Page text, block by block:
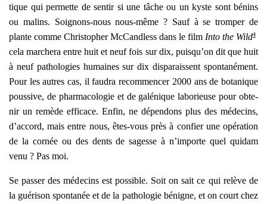
tique qui per­mette de sen­tir si une tâche ou un kyste sont bénins
ou malins. Soi­gnons-nous nous-même ? Sauf à se trom­per de
plante comme Chris­to­pher McCand­less dans le film Into the Wild4
cela mar­che­ra entre huit et neuf fois sur dix, puisqu’on dit que huit
à neuf patho­lo­gies humaines sur dix dis­pa­raissent spon­ta­né­ment.
Pour les autres cas, il fau­dra recom­men­cer 2000 ans de bota­nique
pous­sive, de phar­ma­co­lo­gie et de galé­nique labo­rieuse pour obte­
nir un remède effi­cace. Enfin, ne dépen­dons plus des méde­cins,
d’accord, mais entre nous, êtes-vous près à confier une opé­ra­tion
de la cor­née ou des dents de sagesse à n’importe quel qui­dam
venu ? Pas moi.
Se pas­ser des méde­cins est pos­sible. Soit on sait ce qui relève de
la gué­ri­son spon­ta­née et de la patho­lo­gie bénigne, et on court chez